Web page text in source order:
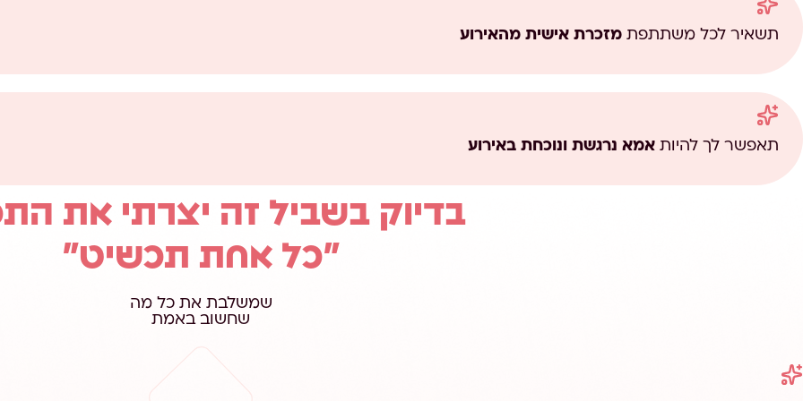
תשאיר לכל משתתפת מזכרת אישית מהאירוע
תאפשר לך להיות אמא נרגשת ונוכחת באירוע
בדיוק בשביל זה יצרתי את
״כל אחת תכשיט״
שמשלבת את כל מה
שחשוב באמת